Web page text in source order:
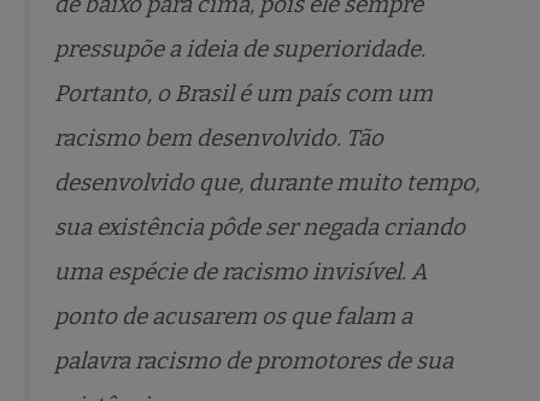
pressupõe a ideia de superioridade.
Portanto, o Brasil é um país com um
racismo bem desenvolvido. Tão
desenvolvido que, durante muito tempo,
sua existência pôde ser negada criando
uma espécie de racismo invisível. A
ponto de acusarem os que falam a
palavra racismo de promotores de sua